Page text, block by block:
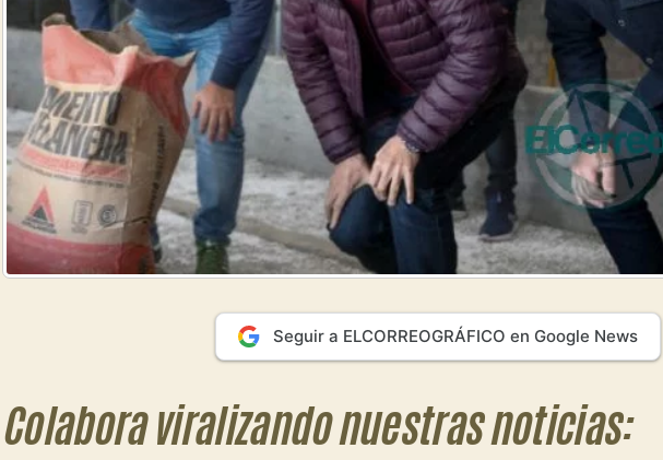
Seguir a ELCORREOGRÁFICO en Google News
Colabora viralizando nuestras noticias: